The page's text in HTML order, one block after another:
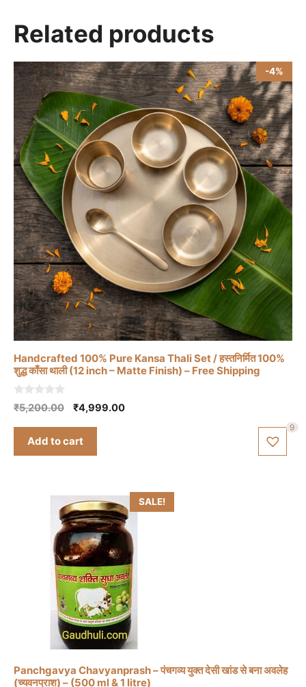
Related products
-4%
Handcrafted 100% Pure Kansa Thali Set / हस्तनिर्मित 100%
शुद्ध काँसा थाली (12 inch – Matte Finish) – Free Shipping
0
o
₹5,200.00
Original
was:
₹4,999.00Current
Add to cart
9
SALE!
Panchgavya Chavyanprash – पंचगव्य युक्त देसी खांड से बना अवलेह
(च्यवनप्राश) – (500 ml & 1 litre)
has